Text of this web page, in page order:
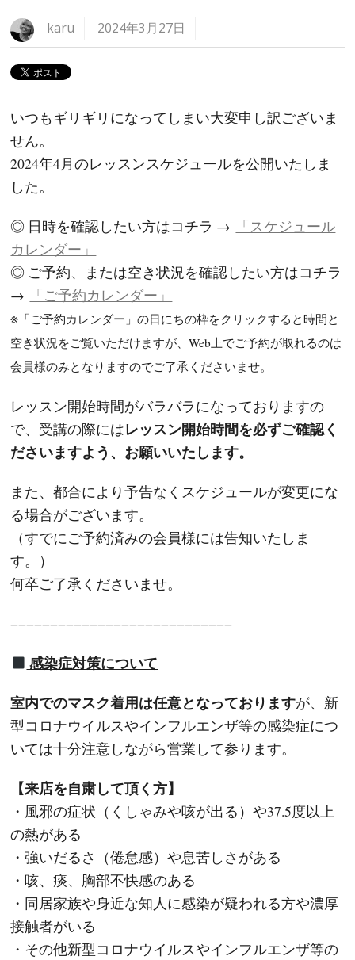
karu 2024年3月27日
いつもギリギリになってしまい大変申し訳ございま
せん。
2024年4月のレッスンスケジュールを公開いたしま
した。
◎ 日時を確認したい方はコチラ →
「スケジュール
カレンダー」
◎ ご予約、または空き状況を確認したい方はコチラ
→
「ご予約カレンダー」
※ 「ご予約カレンダー」の日にちの枠をクリックすると時間と
空き状況をご覧いただけますが、Web上でご予約が取れるのは
会員様のみとなりますのでご了承くださいませ。
レッスン開始時間がバラバラになっておりますの
で、受講の際にはレッスン開始時間を必ずご確認く
ださいますよう、お願いいたします。
また、都合により予告なくスケジュールが変更にな
る場合がございます。
（すでにご予約済みの会員様には告知いたしま
す。）
何卒ご了承くださいませ。
−−−−−−−−−−−−−−−−−−−−−−−−−−−−
感染症対策について
室内でのマスク着用は任意となっておりますが、新
型コロナウイルスやインフルエンザ等の感染症につ
いては十分注意しながら営業して参ります。
【来店を自粛して頂く方】
・風邪の症状（くしゃみや咳が出る）や37.5度以上
の熱がある
・強いだるさ（倦怠感）や息苦しさがある
・咳、痰、胸部不快感のある
・同居家族や身近な知人に感染が疑われる方や濃厚
接触者がいる
・その他新型コロナウイルスやインフルエンザ等の